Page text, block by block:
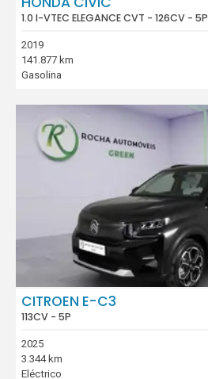
1.0 I-VTEC ELEGANCE CVT - 126CV - 5P
2019
141.877 km
Gasolina
CITROEN E-C3
113CV - 5P
2025
3.344 km
Eléctrico